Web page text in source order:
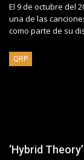
El 9 de octubre del
una de las
como parte de su
QRP
‘Hybrid